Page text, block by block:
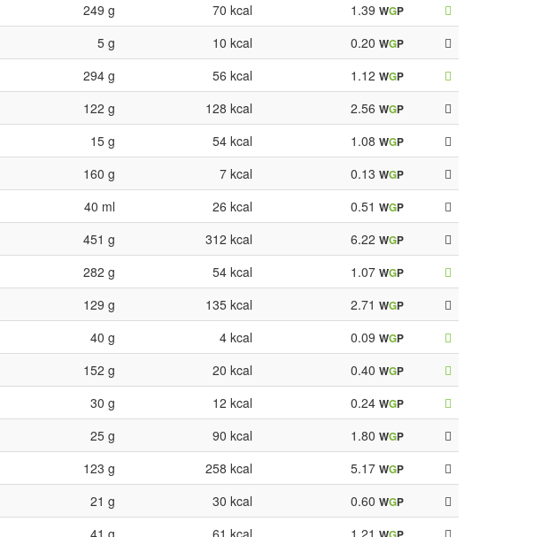
249 g 70 kcal 1.39 WGP
5 g 10 kcal 0.20 WGP
294 g 56 kcal 1.12 WGP
122 g 128 kcal 2.56 WGP
15 g 54 kcal 1.08 WGP
160 g 7 kcal 0.13 WGP
40 ml 26 kcal 0.51 WGP
451 g 312 kcal 6.22 WGP
282 g 54 kcal 1.07 WGP
129 g 135 kcal 2.71 WGP
40 g 4 kcal 0.09 WGP
152 g 20 kcal 0.40 WGP
30 g 12 kcal 0.24 WGP
25 g 90 kcal 1.80 WGP
123 g 258 kcal 5.17 WGP
21 g 30 kcal 0.60 WGP
41 g 61 kcal 1.21